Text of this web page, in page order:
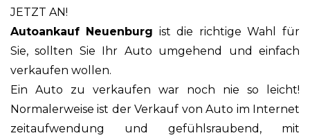
JETZT AN!
Autoankauf Neuenburg ist die richtige Wahl für
Sie, sollten Sie Ihr Auto umgehend und einfach
verkaufen wollen.
Ein Auto zu verkaufen war noch nie so leicht!
Normalerweise ist der Verkauf von Auto im Internet
zeitaufwendung und gefühlsraubend, mit